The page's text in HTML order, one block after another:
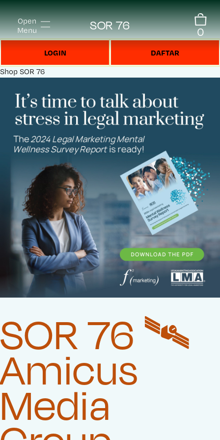
Open
Menu
SOR 76 0
LOGIN DAFTAR
Shop SOR 76
SOR 76 🛰️‍
Amicus
Media